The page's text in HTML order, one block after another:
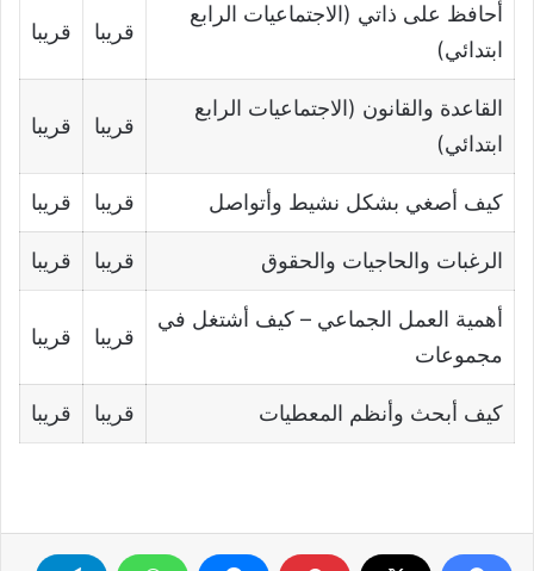
أحافظ على ذاتي (الاجتماعيات الرابع
ابتدائي)
قريبا قريبا
القاعدة والقانون (الاجتماعيات الرابع
ابتدائي)
قريبا قريبا
كیف أصغي بشكل نشیط وأتواصل قريبا قريبا
الرغبات والحاجیات والحقوق قريبا قريبا
أھمیة العمل الجماعي – كیف أشتغل في
مجموعات
قريبا قريبا
كیف أبحث وأنظم المعطیات قريبا قريبا